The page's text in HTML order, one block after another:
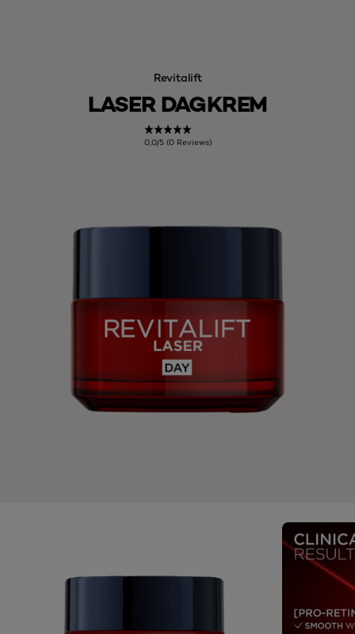
Revitalift
LASER DAGKREM
0,0/5 (0 Reviews)